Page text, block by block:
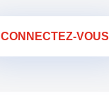
CONNECTEZ-VOUS